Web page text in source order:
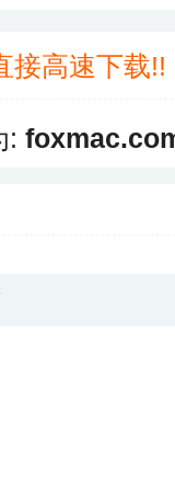
接高速下
: